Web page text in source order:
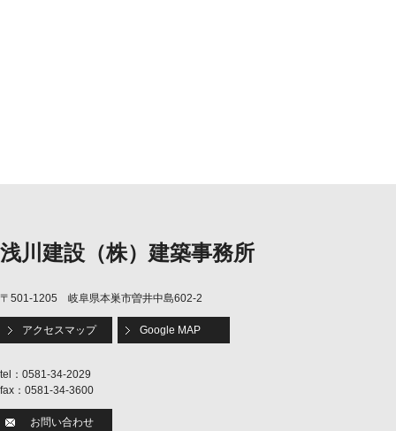
浅川建設（株）建築事務所
〒501-1205 岐阜県本巣市曽井中島602-2
アクセスマップ Google MAP
tel：0581-34-2029
fax：0581-34-3600
お問い合わせ